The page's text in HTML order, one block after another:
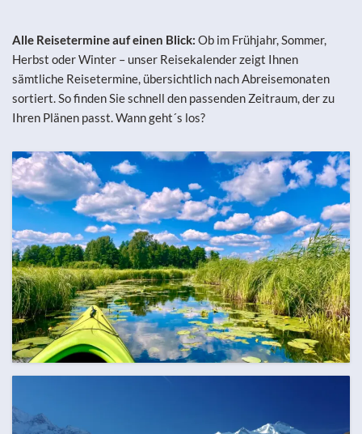
Alle Reisetermine auf einen Blick: Ob im Frühjahr, Sommer,
Herbst oder Winter – unser Reisekalender zeigt Ihnen
sämtliche Reisetermine, übersichtlich nach Abreisemonaten
sortiert. So finden Sie schnell den passenden Zeitraum, der zu
Ihren Plänen passt. Wann geht´s los?